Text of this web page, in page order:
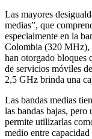
Las mayores
medias”, que
especialmente en la
Colombia (320 MHz),
han otorgado bloques
de servicios móviles
2,5 GHz brinda una
Las bandas medias
las bandas bajas,
permite utilizarlas
medio entre